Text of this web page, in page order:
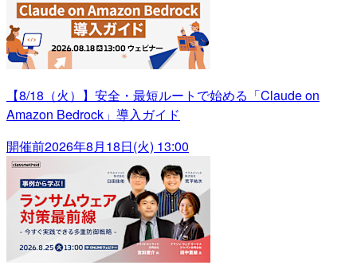
【8/18（火）】安全・最短ルートで始める「Claude on
Amazon Bedrock」導入ガイド
開催前2026年8月18日(火) 13:00